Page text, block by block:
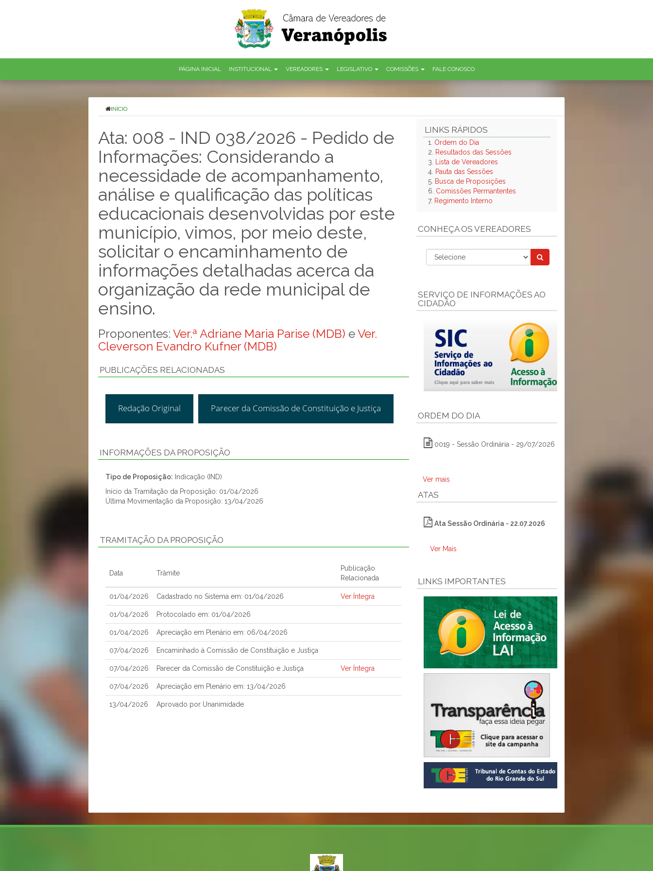
PÁGINA INICIAL INSTITUCIONAL VEREADORES LEGISLATIVO COMISSÕES FALE CONOSCO
INÍCIO
Ata: 008 - IND 038/2026 - Pedido de
Informações: Considerando a
necessidade de acompanhamento,
análise e qualificação das políticas
educacionais desenvolvidas por este
município, vimos, por meio deste,
solicitar o encaminhamento de
informações detalhadas acerca da
organização da rede municipal de
ensino.
Proponentes: Ver.ª Adriane Maria Parise (MDB) eVer.
Cleverson Evandro Kufner (MDB)
PUBLICAÇÕES RELACIONADAS
Redação Original Parecer da Comissão de Constituição e Justiça
INFORMAÇÕES DA PROPOSIÇÃO
Tipo de Proposição: Indicação (IND)
Início da Tramitação da Proposição: 01/04/2026
Última Movimentação da Proposição: 13/04/2026
TRAMITAÇÃO DA PROPOSIÇÃO
Data Trâmite
Publicação
Relacionada
01/04/2026 Cadastrado no Sistema em: 01/04/2026 Ver Íntegra
01/04/2026 Protocolado em: 01/04/2026
01/04/2026 Apreciação em Plenário em: 06/04/2026
07/04/2026 Encaminhado à Comissão de Constituição e Justiça
07/04/2026 Parecer da Comissão de Constituição e Justiça Ver Íntegra
07/04/2026 Apreciação em Plenário em: 13/04/2026
13/04/2026 Aprovado por Unanimidade
LINKS RÁPIDOS
1. Ordem do Dia
2.
Resultados das Sessões
3.
Lista de Vereadores
4. Pauta das Sessões
5. Busca de Proposições
6. Comissões Permantentes
7. Regimento Interno
CONHEÇA OS VEREADORES
SERVIÇO DE INFORMAÇÕES AO
CIDADÃO
ORDEM DO DIA
0019 - Sessão Ordinária - 29/07/2026
Ver mais
ATAS
Ata Sessão Ordinária - 22.07.2026
Ver Mais
LINKS IMPORTANTES